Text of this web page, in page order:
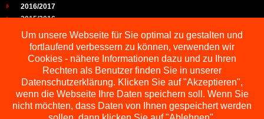
2016/2017
2015/2016
2014/2015
2013/2014
2012/2013
2011/2012
2010/2011
2009/2010
Um unsere Webseite für Sie optimal zu gestalten und
fortlaufend verbessern zu können, verwenden wir
Cookies - nähere Informationen dazu und zu Ihren
Rechten als Benutzer finden Sie in unserer
Datenschutzerklärung. Klicken Sie auf "Akzeptieren",
wenn die Webseite Ihre Daten speichern soll. Wenn Sie
nicht möchten, dass Daten von Ihnen gespeichert werden